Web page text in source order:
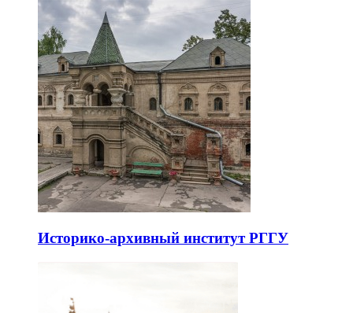
Историко-архивный институт РГГУ